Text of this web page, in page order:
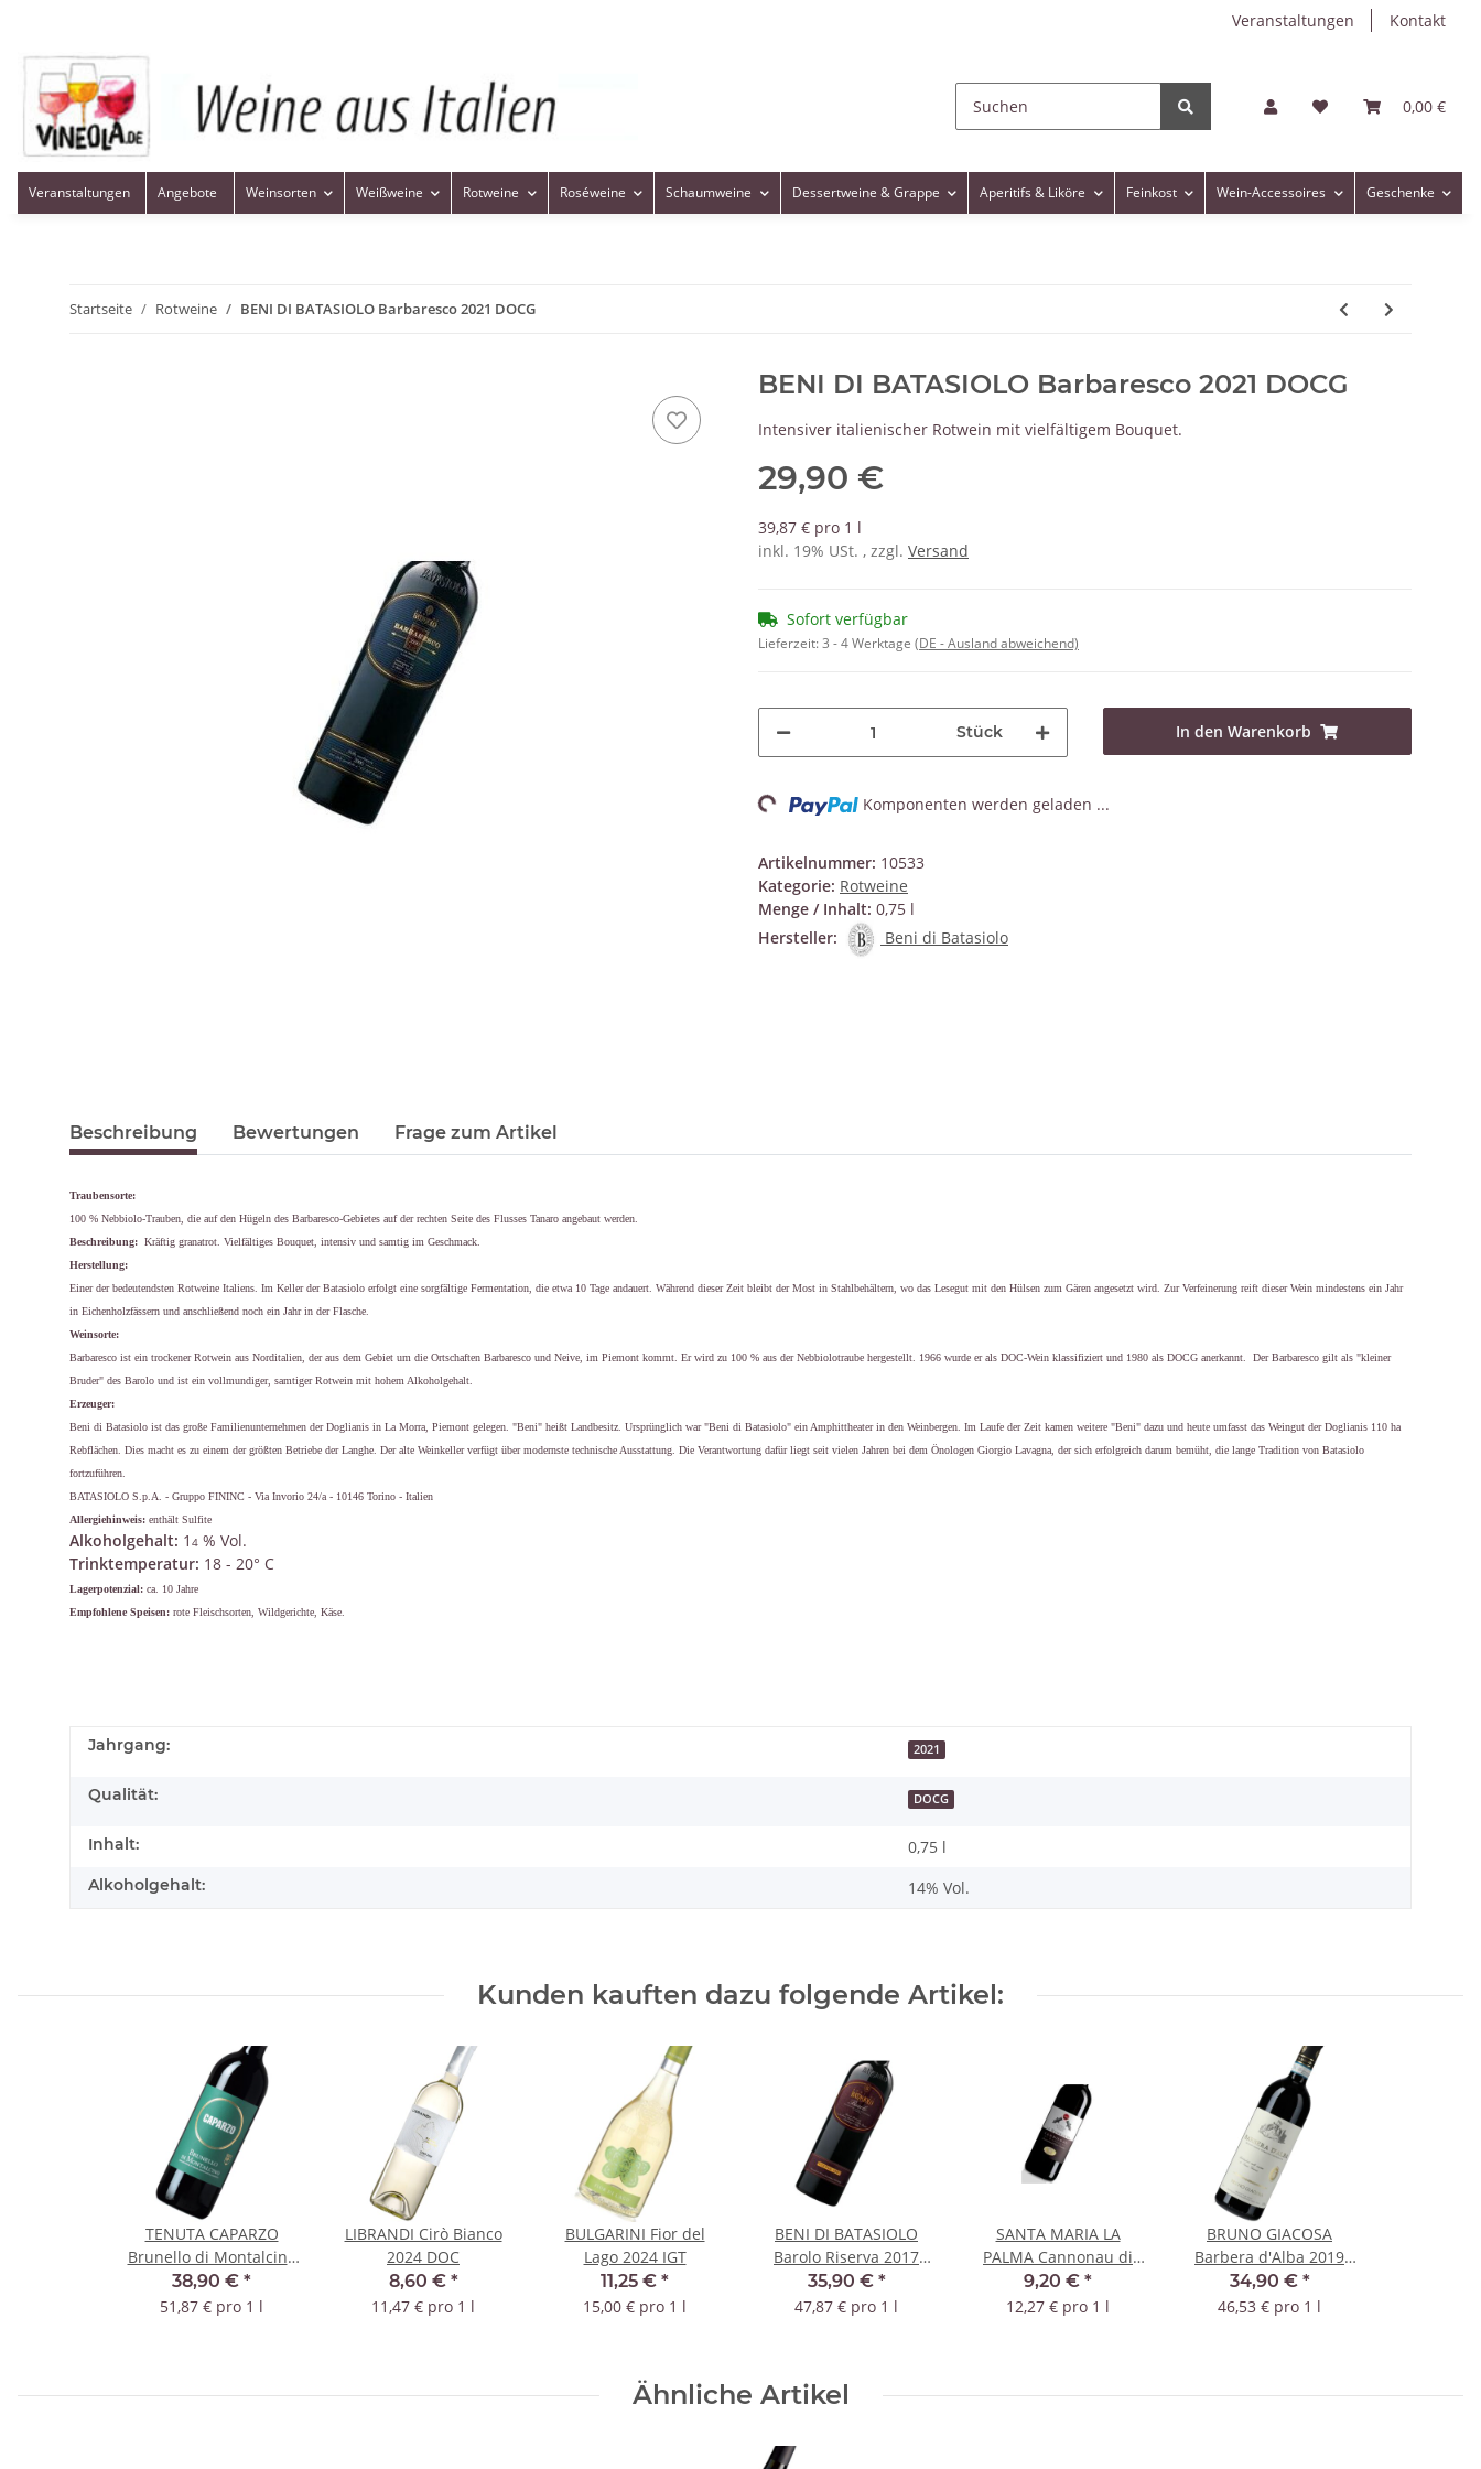
Veranstaltungen Kontakt
0,00 €
Veranstaltungen Angebote Weinsorten Weißweine Rotweine Roséweine Schaumweine Dessertweine & Grappe Aperitifs & Liköre Feinkost Wein-Accessoires Geschenke
Startseite Rotweine BENI DI BATASIOLO Barbaresco 2021 DOCG
BENI DI BATASIOLO Barbaresco 2021 DOCG
Intensiver italienischer Rotwein mit vielfältigem Bouquet.
29,90 €
39,87 € pro 1 l
inkl. 19% USt. , zzgl. Versand
Sofort verfügbar
Lieferzeit:3 - 4 Werktage (DE - Ausland abweichend)
Stück In den Warenkorb
Loading... Komponenten werden geladen ...
Artikelnummer: 10533
Kategorie: Rotweine
Menge / Inhalt: 0,75 l
Hersteller:
Beni di Batasiolo
Beschreibung Bewertungen Frage zum Artikel
Traubensorte:
100 % Nebbiolo-Trauben, die auf den Hügeln des Barbaresco-Gebietes auf der rechten Seite des Flusses Tanaro angebaut werden.
Beschreibung: Kräftig granatrot. Vielfältiges Bouquet, intensiv und samtig im Geschmack.
Herstellung:
Einer der bedeutendsten Rotweine Italiens. Im Keller der Batasiolo erfolgt eine sorgfältige Fermentation, die etwa 10 Tage andauert. Während dieser Zeit bleibt der Most in Stahlbehältern, wo das Lesegut mit den Hülsen zum Gären angesetzt wird. Zur Verfeinerung reift dieser Wein mindestens ein Jahr
in Eichenholzfässern und anschließend noch ein Jahr in der Flasche.
Weinsorte:
Barbaresco ist ein trockener Rotwein aus Norditalien, der aus dem Gebiet um die Ortschaften Barbaresco und Neive, im Piemont kommt. Er wird zu 100 % aus der Nebbiolotraube hergestellt. 1966 wurde er als DOC-Wein klassifiziert und 1980 als DOCG anerkannt. Der Barbaresco gilt als "kleiner
Bruder" des Barolo und ist ein vollmundiger, samtiger Rotwein mit hohem Alkoholgehalt.
Erzeuger:
Beni di Batasiolo ist das große Familienunternehmen der Doglianis in La Morra, Piemont gelegen. "Beni" heißt Landbesitz. Ursprünglich war "Beni di Batasiolo" ein Amphittheater in den Weinbergen. Im Laufe der Zeit kamen weitere "Beni" dazu und heute umfasst das Weingut der Doglianis 110 ha
Rebflächen. Dies macht es zu einem der größten Betriebe der Langhe. Der alte Weinkeller verfügt über modernste technische Ausstattung. Die Verantwortung dafür liegt seit vielen Jahren bei dem Önologen Giorgio Lavagna, der sich erfolgreich darum bemüht, die lange Tradition von Batasiolo
fortzuführen.
BATASIOLO S.p.A. - Gruppo FININC - Via Invorio 24/a - 10146 Torino - Italien
Allergiehinweis: enthält Sulfite
Alkoholgehalt: 1 4 % Vol.
Trinktemperatur: 18 - 20° C
Lagerpotenzial: ca. 10 Jahre
Empfohlene Speisen: rote Fleischsorten, Wildgerichte, Käse.
Jahrgang: 2021
Qualität: DOCG
Inhalt: 0,75 l
Alkoholgehalt: 14% Vol.
Kunden kauften dazu folgende Artikel:
TENUTA CAPARZO
Brunello di Montalcino
2018 DOCG
38,90 € *
51,87 € pro 1 l
LIBRANDI Cirò Bianco
2024 DOC
8,60 € *
11,47 € pro 1 l
BULGARINI Fior del
Lago 2024 IGT
11,25 € *
15,00 € pro 1 l
BENI DI BATASIOLO
Barolo Riserva 2017
DOCG
35,90 € *
47,87 € pro 1 l
SANTA MARIA LA
PALMA Cannonau di
Sardegna Le Bombarde
2022 DOC
9,20 € *
12,27 € pro 1 l
BRUNO GIACOSA
Barbera d'Alba 2019
DOC
34,90 € *
46,53 € pro 1 l
Ähnliche Artikel